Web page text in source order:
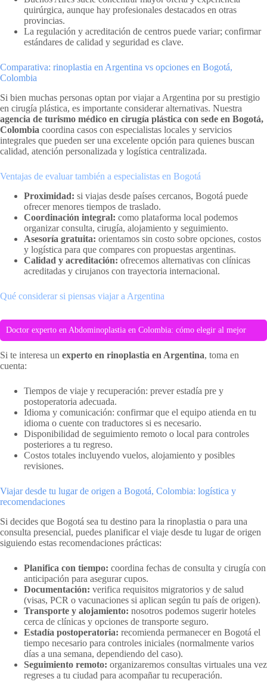
quirúrgica, aunque hay profesionales destacados en otras
provincias.
La regulación y acreditación de centros puede variar; confirmar
estándares de calidad y seguridad es clave.
Comparativa: rinoplastia en Argentina vs opciones en Bogotá,
Colombia
Si bien muchas personas optan por viajar a Argentina por su prestigio
en cirugía plástica, es importante considerar alternativas. Nuestra
agencia de turismo médico en cirugía plástica con sede en Bogotá,
Colombia coordina casos con especialistas locales y servicios
integrales que pueden ser una excelente opción para quienes buscan
calidad, atención personalizada y logística centralizada.
Ventajas de evaluar también a especialistas en Bogotá
Proximidad: si viajas desde países cercanos, Bogotá puede
ofrecer menores tiempos de traslado.
Coordinación integral: como plataforma local podemos
organizar consulta, cirugía, alojamiento y seguimiento.
Asesoría gratuita: orientamos sin costo sobre opciones, costos
y logística para que compares con propuestas argentinas.
Calidad y acreditación: ofrecemos alternativas con clínicas
acreditadas y cirujanos con trayectoria internacional.
Qué considerar si piensas viajar a Argentina
Doctor experto en Abdominoplastia en Colombia: cómo elegir al mejor
Si te interesa un experto en rinoplastia en Argentina, toma en
cuenta:
Tiempos de viaje y recuperación: prever estadía pre y
postoperatoria adecuada.
Idioma y comunicación: confirmar que el equipo atienda en tu
idioma o cuente con traductores si es necesario.
Disponibilidad de seguimiento remoto o local para controles
posteriores a tu regreso.
Costos totales incluyendo vuelos, alojamiento y posibles
revisiones.
Viajar desde tu lugar de origen a Bogotá, Colombia: logística y
recomendaciones
Si decides que Bogotá sea tu destino para la rinoplastia o para una
consulta presencial, puedes planificar el viaje desde tu lugar de origen
siguiendo estas recomendaciones prácticas:
Planifica con tiempo: coordina fechas de consulta y cirugía con
anticipación para asegurar cupos.
Documentación: verifica requisitos migratorios y de salud
(visas, PCR o vacunaciones si aplican según tu país de origen).
Transporte y alojamiento: nosotros podemos sugerir hoteles
cerca de clínicas y opciones de transporte seguro.
Estadía postoperatoria: recomienda permanecer en Bogotá el
tiempo necesario para controles iniciales (normalmente varios
días a una semana, dependiendo del caso).
Seguimiento remoto: organizaremos consultas virtuales una vez
regreses a tu ciudad para acompañar tu recuperación.